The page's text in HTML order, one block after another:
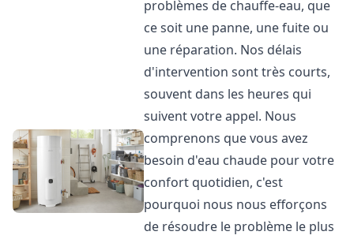
problèmes de chauffe-eau, que
ce soit une panne, une fuite ou
une réparation. Nos délais
d'intervention sont très courts,
souvent dans les heures qui
suivent votre appel. Nous
comprenons que vous avez
besoin d'eau chaude pour votre
confort quotidien, c'est
pourquoi nous nous efforçons
de résoudre le problème le plus